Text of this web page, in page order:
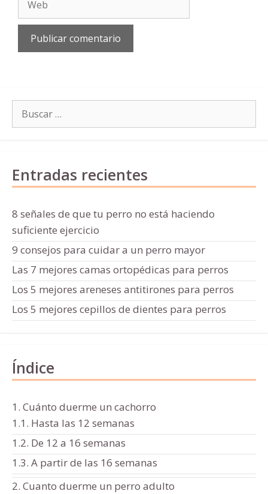
Buscar:
Entradas recientes
8 señales de que tu perro no está haciendo
suficiente ejercicio
9 consejos para cuidar a un perro mayor
Las 7 mejores camas ortopédicas para perros
Los 5 mejores areneses antitirones para perros
Los 5 mejores cepillos de dientes para perros
Índice
1. Cuánto duerme un cachorro
1.1. Hasta las 12 semanas
1.2. De 12 a 16 semanas
1.3. A partir de las 16 semanas
2. Cuanto duerme un perro adulto